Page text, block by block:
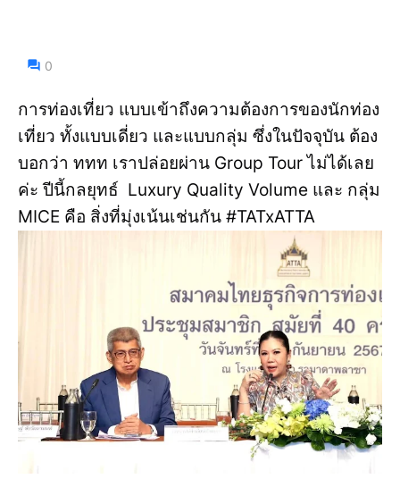
0
การท่องเที่ยว แบบเข้าถึงความต้องการของนักท่อง
เที่ยว ทั้งแบบเดี่ยว และแบบกลุ่ม ซึ่งในปัจจุบัน ต้อง
บอกว่า ททท เราปล่อยผ่าน Group Tour ไม่ได้เลย
ค่ะ ปีนี้กลยุทธ์ Luxury Quality Volume และ กลุ่ม
MICE คือ สิ่งที่มุ่งเน้นเช่นกัน #TATxATTA